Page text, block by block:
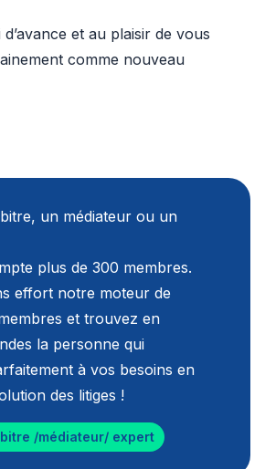
un médiateur ou un
plus de 300 membres.
effort notre moteur de
et trouvez en
la personne qui
à vos besoins en
des litiges !
/médiateur/ expert
et au plaisir de vous
comme nouveau